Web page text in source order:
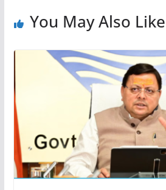
You May Also Like